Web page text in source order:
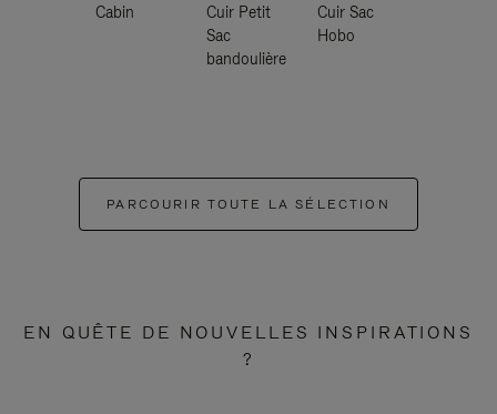
Cabin
Cuir Petit
Sac
bandoulière
Cuir Sac
Hobo
PARCOURIR TOUTE LA SÉLECTION
EN QUÊTE DE NOUVELLES INSPIRATIONS
?